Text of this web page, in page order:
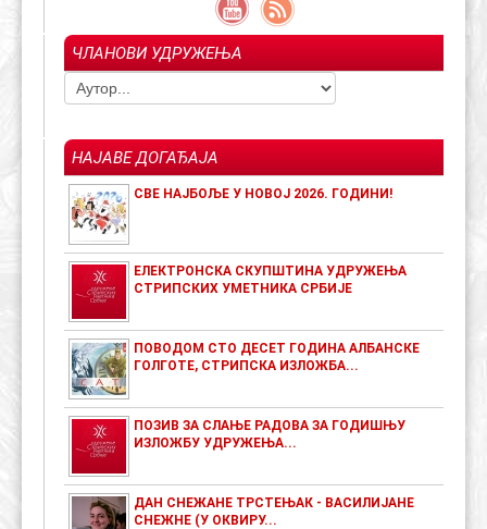
ЧЛАНОВИ УДРУЖЕЊА
НАЈАВЕ ДОГАЂАЈА
СВЕ НАЈБОЉЕ У НОВОЈ 2026. ГОДИНИ!
ЕЛЕКТРОНСКА СКУПШТИНА УДРУЖЕЊА
СТРИПСКИХ УМЕТНИКА СРБИЈЕ
ПОВОДОМ СТО ДЕСЕТ ГОДИНА АЛБАНСКЕ
ГОЛГОТЕ, СТРИПСКА ИЗЛОЖБА...
ПОЗИВ ЗА СЛАЊЕ РАДОВА ЗА ГОДИШЊУ
ИЗЛОЖБУ УДРУЖЕЊА...
ДАН СНЕЖАНЕ ТРСТЕЊАК - ВАСИЛИЈАНЕ
СНЕЖНЕ (У ОКВИРУ...